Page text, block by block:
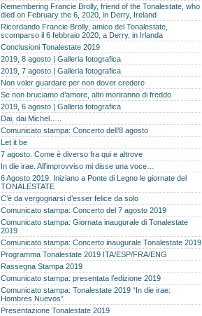
Remembering Francie Brolly, friend of the Tonalestate, who
died on February the 6, 2020, in Derry, Ireland
Ricordando Francie Brolly, amico del Tonalestate,
scomparso il 6 febbraio 2020, a Derry, in Irlanda
Conclusioni Tonalestate 2019
2019, 8 agosto | Galleria fotografica
2019, 7 agosto | Galleria fotografica
Non voler guardare per non dover credere
Se non bruciamo d’amore, altri moriranno di freddo
2019, 6 agosto | Galleria fotografica
Dai, dai Michel…..
Comunicato stampa: Concerto dell’8 agosto
Let it be
7 agosto. Come è diverso fra qui e altrove
In die irae. All’improvviso mi disse una voce…
6 Agosto 2019. Iniziano a Ponte di Legno le giornate del
TONALESTATE
C’è da vergognarsi d’esser felice da solo
Comunicato stampa: Concerto del 7 agosto 2019
Comunicato stampa: Giornata inaugurale di Tonalestate
2019
Comunicato stampa: Concerto inaugurale Tonalestate 2019
Programma Tonalestate 2019 ITA/ESP/FRA/ENG
Rassegna Stampa 2019
Comunicato stampa: presentata l’edizione 2019
Comunicato stampa: Tonalestate 2019 “In die irae:
Hombres Nuevos”
Presentazione Tonalestate 2019